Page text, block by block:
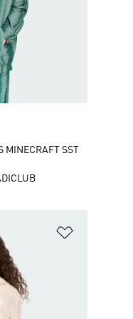
MINECRAFT SST